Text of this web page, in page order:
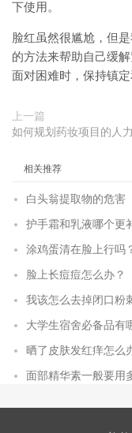
下使用。
脸红虽然很尴尬，但
的方法来帮助自己缓
面对困难时，保持镇
上一篇
如何规划药妆项目的人
相关推荐
白头翁提取物的危害
护手霜和乳液哪个更
涂鸡蛋清在脸上行吗
脸上长痘痘怎么办？
我该怎么去掉闭口粉
大学生宿舍必备品有
晒了皮肤发红痒怎么
面部精华素一般要用